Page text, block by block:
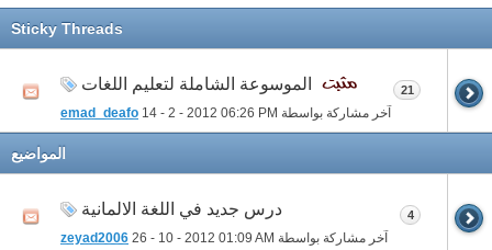
Sticky Threads
الموسوعة الشاملة لتعليم اللغات
آخر مشاركة بواسطة emad_deafo 14 - 2 - 2012 06:26 PM
21
المواضيع
درس جديد في اللغة الالمانية
آخر مشاركة بواسطة zeyad2006 26 - 10 - 2012 01:09 AM
4